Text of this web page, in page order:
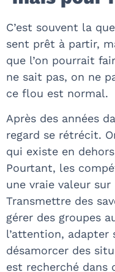
C’est souvent la
sent prêt à partir,
que l’on pourrait
ne sait pas, on ne
ce flou est normal.
Après des années
regard se rétrécit.
qui existe en
Pourtant, les
une vraie valeur
Transmettre des
gérer des groupes
l’attention, adapter
désamorcer des
est recherché dans